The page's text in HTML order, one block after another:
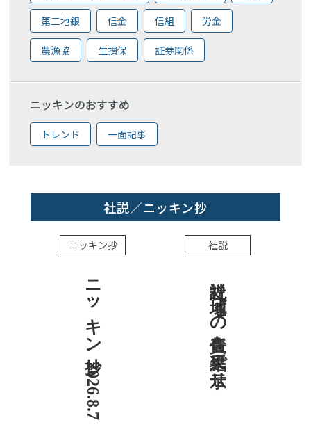
第二地銀 信金 信組 労金
農漁協 生損保 証券関係
ニッキンのおすすめ
トレンド 一面記事
社説／ニッキン抄
ニッキン抄
ニッキン抄 2026.8.7
社説
社説 地域への責任を結果で示せ